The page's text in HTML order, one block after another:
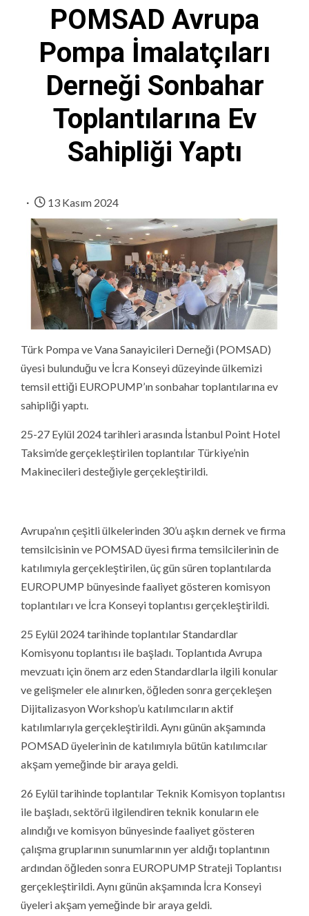
POMSAD Avrupa
Pompa İmalatçıları
Derneği Sonbahar
Toplantılarına Ev
Sahipliği Yaptı
13 Kasım 2024
Türk Pompa ve Vana Sanayicileri Derneği (POMSAD)
üyesi bulunduğu ve İcra Konseyi düzeyinde ülkemizi
temsil ettiği EUROPUMP’ın sonbahar toplantılarına ev
sahipliği yaptı.
25-27 Eylül 2024 tarihleri arasında İstanbul Point Hotel
Taksim’de gerçekleştirilen toplantılar Türkiye’nin
Makinecileri desteğiyle gerçekleştirildi.
Avrupa’nın çeşitli ülkelerinden 30’u aşkın dernek ve firma
temsilcisinin ve POMSAD üyesi firma temsilcilerinin de
katılımıyla gerçekleştirilen, üç gün süren toplantılarda
EUROPUMP bünyesinde faaliyet gösteren komisyon
toplantıları ve İcra Konseyi toplantısı gerçekleştirildi.
25 Eylül 2024 tarihinde toplantılar Standardlar
Komisyonu toplantısı ile başladı. Toplantıda Avrupa
mevzuatı için önem arz eden Standardlarla ilgili konular
ve gelişmeler ele alınırken, öğleden sonra gerçekleşen
Dijitalizasyon Workshop’u katılımcıların aktif
katılımlarıyla gerçekleştirildi. Aynı günün akşamında
POMSAD üyelerinin de katılımıyla bütün katılımcılar
akşam yemeğinde bir araya geldi.
26 Eylül tarihinde toplantılar Teknik Komisyon toplantısı
ile başladı, sektörü ilgilendiren teknik konuların ele
alındığı ve komisyon bünyesinde faaliyet gösteren
çalışma gruplarının sunumlarının yer aldığı toplantının
ardından öğleden sonra EUROPUMP Strateji Toplantısı
gerçekleştirildi. Aynı günün akşamında İcra Konseyi
üyeleri akşam yemeğinde bir araya geldi.